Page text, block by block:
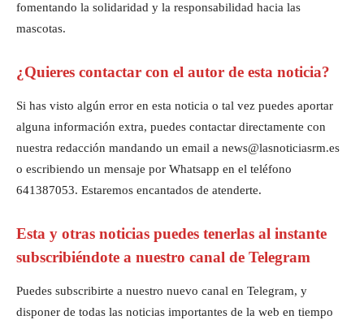
fomentando la solidaridad y la responsabilidad hacia las
mascotas.
¿Quieres contactar con el autor de esta noticia?
Si has visto algún error en esta noticia o tal vez puedes aportar
alguna información extra, puedes contactar directamente con
nuestra redacción mandando un email a news@lasnoticiasrm.es
o escribiendo un mensaje por Whatsapp en el teléfono
641387053. Estaremos encantados de atenderte.
Esta y otras noticias puedes tenerlas al instante
subscribiéndote a nuestro canal de Telegram
Puedes subscribirte a nuestro nuevo canal en Telegram, y
disponer de todas las noticias importantes de la web en tiempo